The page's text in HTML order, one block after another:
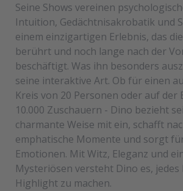
Seine Shows vereinen
Intuition, Gedächtnisakrobatik und
einem einzigartigen Erlebnis, das
berührt und noch lange nach der
beschäftigt. Was ihn besonders
seine interaktive Art. Ob für einen
Kreis von 20 Personen oder auf der
10.000 Zuschauern - Dino bezieht
charmante Weise mit ein, schafft
emphatische Momente und sorgt
Emotionen. Mit Witz, Eleganz und
Mysteriösen versteht Dino es, jedes
Highlight zu machen.